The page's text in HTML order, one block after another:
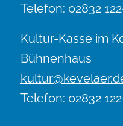
Telefon: 02832
Kultur-Kasse im
Bühnenhaus
Telefon: 02832